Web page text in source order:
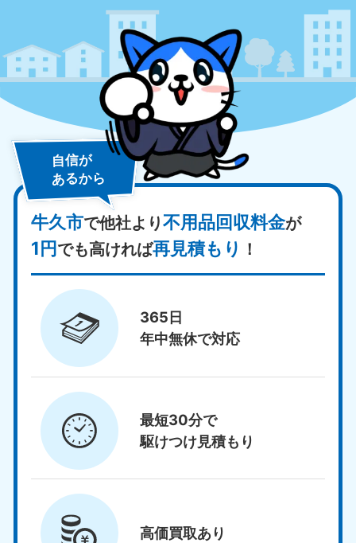
自信が
あるから
牛久市で他社より不用品回収料金が
1円でも高ければ再見積もり ！
365日
年中無休で対応
最短30分で
駆けつけ見積もり
高価買取あり